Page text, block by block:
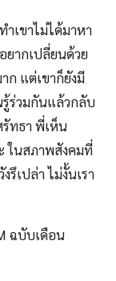
เขาไม่ได้มาหา
ยากเปลี่ยนด้วย
ก แต่เขาก็ยังมี
รู้ร่วมกันแล้วกลับ
รัทธา พี่เห็น
ในสภาพสังคมที่
เปล่า ไม่งั้นเรา
ฉบับเดือน